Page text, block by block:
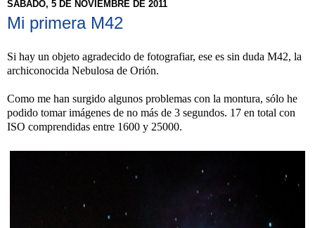
SÁBADO, 5 DE NOVIEMBRE DE 2011
Mi primera M42
Si hay un objeto agradecido de fotografiar, ese es sin duda M42, la
archiconocida Nebulosa de Orión.
Como me han surgido algunos problemas con la montura, sólo he
podido tomar imágenes de no más de 3 segundos. 17 en total con
ISO comprendidas entre 1600 y 25000.